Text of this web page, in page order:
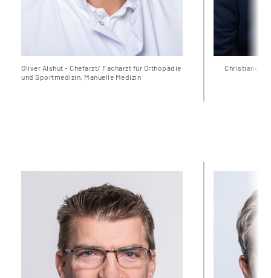
Oliver Alshut - Chefarzt/ Facharzt für Orthopädie
und Sportmedizin, Manuelle Medizin
Christiano